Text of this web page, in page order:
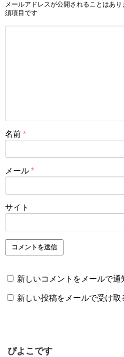
メールアドレスが公開されることはあり
須項目です
名前 *
メール *
サイト
新しいコメントをメールで通
新しい投稿をメールで受け取
ぴよこです